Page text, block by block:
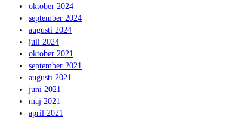
oktober 2024
september 2024
augusti 2024
juli 2024
oktober 2021
september 2021
augusti 2021
juni 2021
maj 2021
april 2021